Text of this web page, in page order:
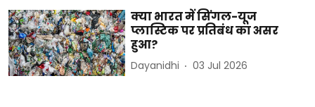
क्या भारत में सिंगल-यूज
प्लास्टिक पर प्रतिबंध का असर
हुआ?
Dayanidhi 03 Jul 2026